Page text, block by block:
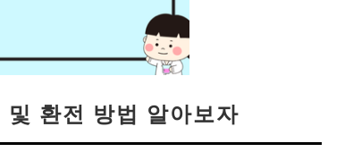
환전 방법 알아보자